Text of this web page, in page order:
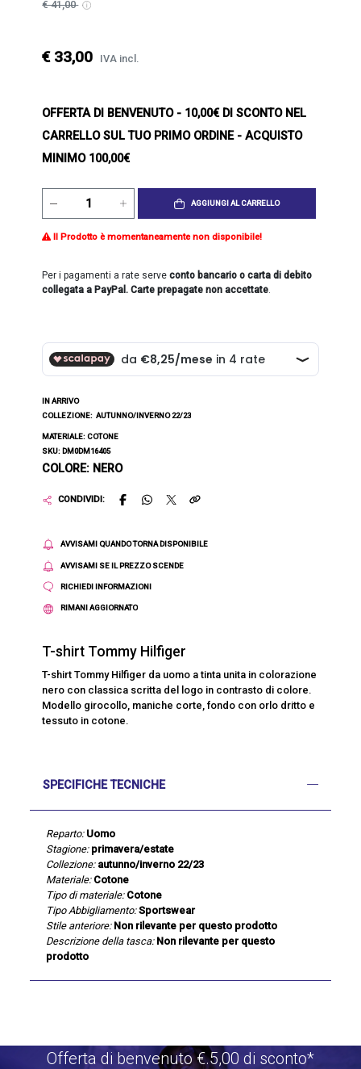
€ 41,00
€ 33,00 IVA incl.
OFFERTA DI BENVENUTO- 10,00€ DI SCONTO NEL
CARRELLO SUL TUO PRIMO ORDINE - ACQUISTO
MINIMO 100,00€
AGGIUNGI AL CARRELLO
Il Prodotto è momentaneamente non disponibile!
Per i pagamenti a rate serveconto bancario o carta di debito
collegata a PayPal. Carte prepagate non accettate.
IN ARRIVO
COLLEZIONE: AUTUNNO/INVERNO 22/23
MATERIALE: COTONE
SKU: DM0DM16405
COLORE: NERO
CONDIVIDI:
AVVISAMI QUANDO TORNA DISPONIBILE
AVVISAMI SE IL PREZZO SCENDE
RICHIEDI INFORMAZIONI
RIMANI AGGIORNATO
T-shirt Tommy Hilfiger
T-shirt Tommy Hilfiger da uomo a tinta unita in colorazione
nero con classica scritta del logo in contrasto di colore.
Modello girocollo, maniche corte, fondo con orlo dritto e
tessuto in cotone.
SPECIFICHE TECNICHE
Reparto: Uomo
Stagione: primavera/estate
Collezione: autunno/inverno 22/23
Materiale: Cotone
Tipo di materiale: Cotone
Tipo Abbigliamento: Sportswear
Stile anteriore: Non rilevante per questo prodotto
Descrizione della tasca: Non rilevante per questo
prodotto
Offerta di benvenuto €.5,00 di sconto*